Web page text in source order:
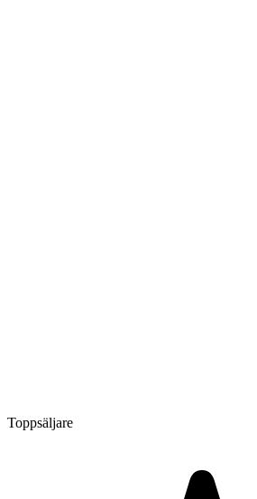
Toppsäljare